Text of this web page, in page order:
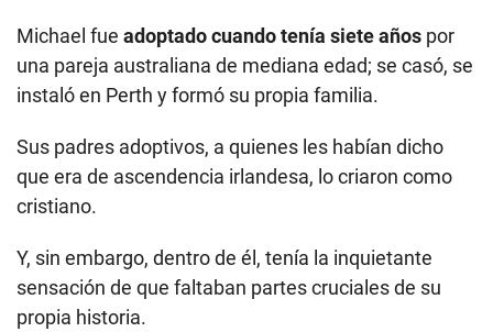
Michael fue adoptado cuando tenía siete años por
una pareja australiana de mediana edad; se casó, se
instaló en Perth y formó su propia familia.
Sus padres adoptivos, a quienes les habían dicho
que era de ascendencia irlandesa, lo criaron como
cristiano.
Y, sin embargo, dentro de él, tenía la inquietante
sensación de que faltaban partes cruciales de su
propia historia.